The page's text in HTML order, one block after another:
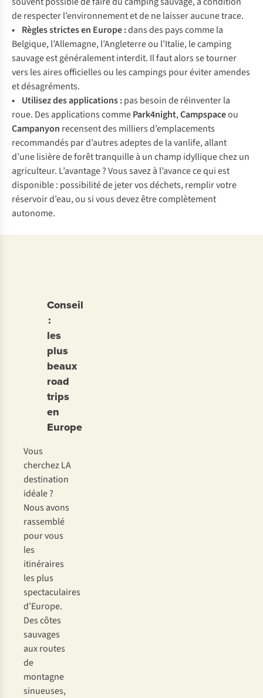
de respecter l’environnement et de ne laisser aucune trace.
• Règles strictes en Europe :dans des pays comme la
Belgique, l’Allemagne, l’Angleterre ou l’Italie, le camping
sauvage est généralement interdit. Il faut alors se tourner
vers les aires officielles ou les campings pour éviter amendes
et désagréments.
• Utilisez des applications:pas besoin de réinventer la
roue. Des applications commePark4night,Campspaceou
Campanyon recensent des milliers d’emplacements
recommandés par d’autres adeptes de la vanlife, allant
d’une lisière de forêt tranquille à un champ idyllique chez un
agriculteur. L’avantage ? Vous savez à l’avance ce qui est
disponible : possibilité de jeter vos déchets, remplir votre
réservoir d’eau, ou si vous devez être complètement
autonome.
Conseil
:
les
plus
beaux
road
trips
en
Europe
Vous
cherchez LA
destination
idéale ?
Nous avons
rassemblé
pour vous
les
itinéraires
les plus
spectaculaires
d’Europe.
Des côtes
sauvages
aux routes
de
montagne
sinueuses,